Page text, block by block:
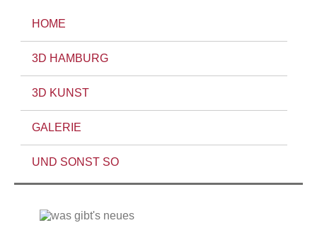
HOME
3D HAMBURG
3D KUNST
GALERIE
UND SONST SO